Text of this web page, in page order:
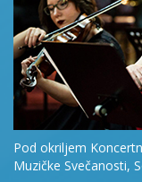
Pod okriljem
Muzičke Svečanosti,